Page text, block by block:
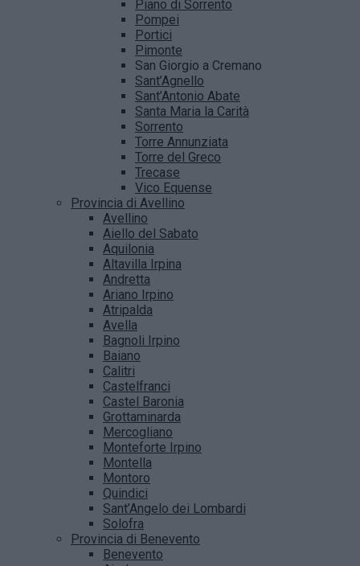
Piano di Sorrento
Pompei
Portici
Pimonte
San Giorgio a Cremano
Sant’Agnello
Sant’Antonio Abate
Santa Maria la Carità
Sorrento
Torre Annunziata
Torre del Greco
Trecase
Vico Equense
Provincia di Avellino
Avellino
Aiello del Sabato
Aquilonia
Altavilla Irpina
Andretta
Ariano Irpino
Atripalda
Avella
Bagnoli Irpino
Baiano
Calitri
Castelfranci
Castel Baronia
Grottaminarda
Mercogliano
Monteforte Irpino
Montella
Montoro
Quindici
Sant’Angelo dei Lombardi
Solofra
Provincia di Benevento
Benevento